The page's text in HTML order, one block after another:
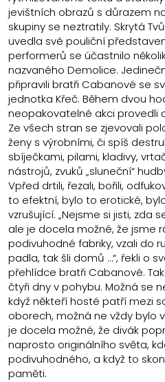
jevištních obrazů s důrazem
skupiny se neztratily. Skrytá
uvedla své pouliční
performerů se účastnilo
nazvaného Demolice.
připravili bratři Cabanové se
jednotka Křeč. Během dvou
neopakovatelné akci provedli
Ze všech stran se zjevovali
ženy s výrobními, či spíš
sbíječkami, pilami, kladivy,
nástrojů, zvuků „sluneční“
Vpřed drtili, řezali, bořili,
to efektní, bylo to erotické,
vzrušující. „Nejsme si jisti, zda
ale je docela možné, že jsme
podivuhodné fabriky, vzali do
padla, tak šli domů …“, řekli o
přehlídce bratři Cabanové.
čtyři dny v pohybu. Možná se
když někteří hosté patří mezi
oborech, možná ne vždy bylo
je docela možné, že divák
naprosto originálního světa,
podivuhodného, a když to
paměti.